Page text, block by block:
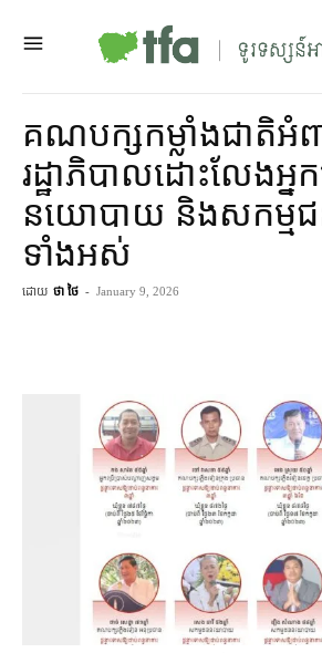
គណបក្ស​កម្លាំង​ជាតិ​អំពា
រដ្ឋាភិបាល​ដោះលែង​អ្
នយោបាយ និង​សកម្ម
ទាំងអស់
ដោយ ថា ថៃ - January 9, 2026